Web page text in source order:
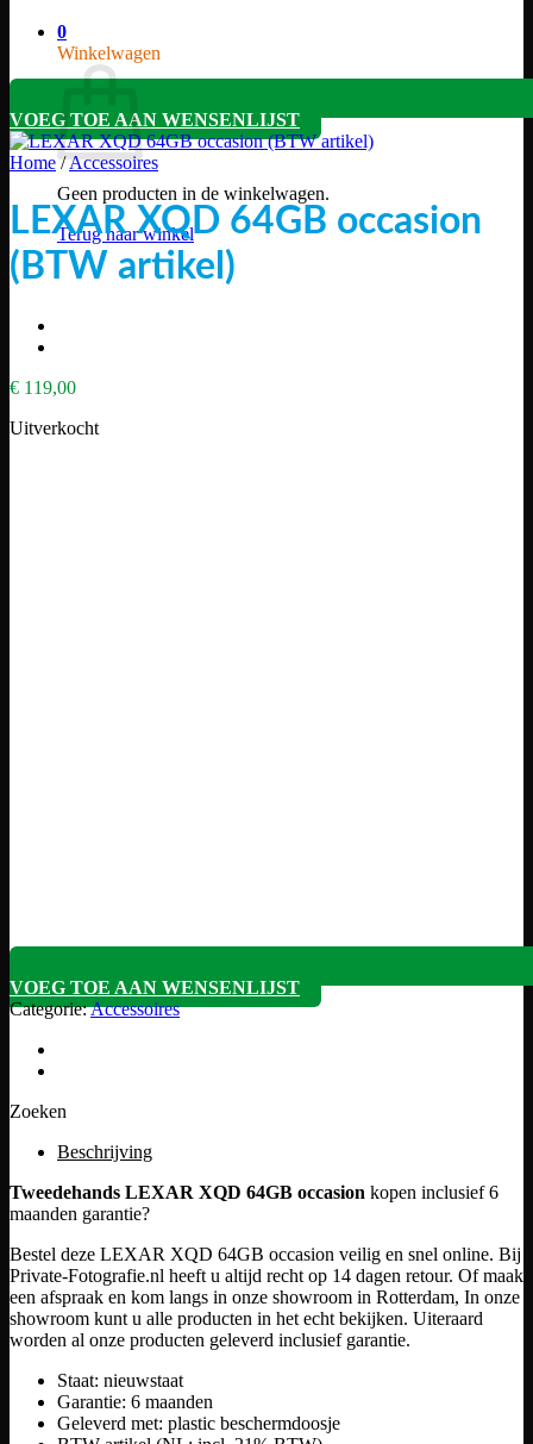
0
Winkelwagen
Geen producten in de winkelwagen.
Terug naar winkel
VOEG TOE AAN WENSENLIJST
Home /Accessoires
LEXAR XQD 64GB occasion
(BTW artikel)
€ 119,00
Uitverkocht
VOEG TOE AAN WENSENLIJST
Categorie:Accessoires
Zoeken
Beschrijving
Tweedehands LEXAR XQD 64GB occasion kopen inclusief 6
maanden garantie?
Bestel deze LEXAR XQD 64GB occasion veilig en snel online. Bij
Private-Fotografie.nl heeft u altijd recht op 14 dagen retour. Of maak
een afspraak en kom langs in onze showroom in Rotterdam, In onze
showroom kunt u alle producten in het echt bekijken. Uiteraard
worden al onze producten geleverd inclusief garantie.
Staat: nieuwstaat
Garantie: 6 maanden
Geleverd met: plastic beschermdoosje